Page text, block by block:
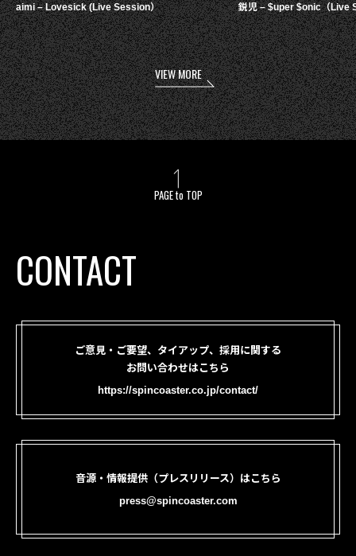
aimi – Lovesick (Live Session） 鋭児 – $uper $onic（Live
VIEW MORE
PAGE to TOP
CONTACT
ご意見・ご要望、タイアップ、採用に関する
お問い合わせはこちら
https://spincoaster.co.jp/contact/
音源・情報提供（プレスリリース）はこちら
press@spincoaster.com